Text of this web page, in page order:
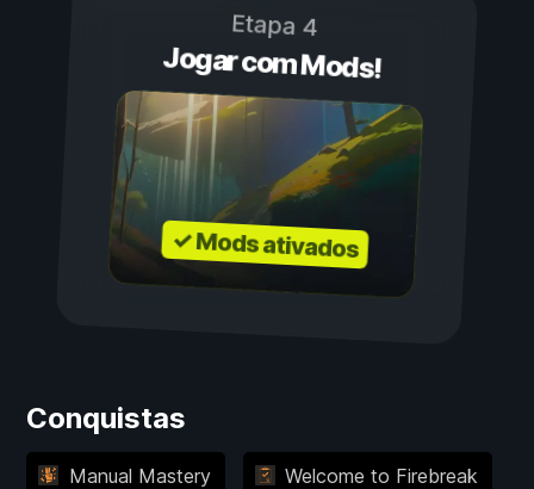
Etapa 4
Jogar com Mods!
✓ Mods ativados
Conquistas
Manual Mastery Welcome to Firebreak